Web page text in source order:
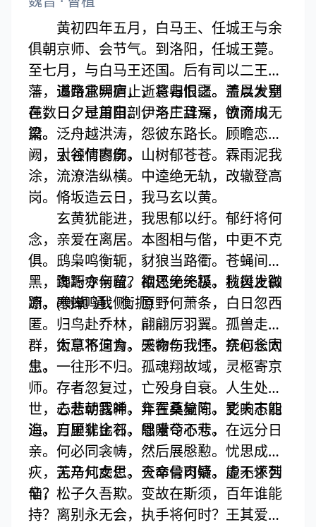
黄初四年五月，白马王、任城王与余
俱朝京师、会节气。到洛阳，任城王薨。
至七月，与白马王还国。后有司以二王归
藩，道路宜异宿止，意毒恨之。盖以大别
在数日，是用自剖，与王辞焉，愤而成
篇。
谒帝承明庐，逝将归旧疆。清晨发皇
邑，日夕过首阳。伊洛广且深，欲济川无
梁。泛舟越洪涛，怨彼东路长。顾瞻恋城
阙，引领情内伤。
太谷何寥廓，山树郁苍苍。霖雨泥我
涂，流潦浩纵横。中逵绝无轨，改辙登高
岗。脩坂造云日，我马玄以黄。
玄黄犹能进，我思郁以纡。郁纡将何
念，亲爱在离居。本图相与偕，中更不克
俱。鸱枭鸣衡轭，豺狼当路衢。苍蝇间白
黑，谗巧令亲疏。欲还绝无蹊，揽辔止踟
蹰。(衡轭 通：衡扼)
踟蹰亦何留？相思无终极。秋风发微
凉，寒蝉鸣我侧。原野何萧条，白日忽西
匿。归鸟赴乔林，翩翩厉羽翼。孤兽走索
群，衔草不遑食。感物伤我怀，抚心长太
息。
太息将何为，天命与我违。奈何念同
生，一往形不归。孤魂翔故域，灵柩寄京
师。存者忽复过，亡殁身自衰。人生处一
世，去若朝露晞。年在桑榆间，影响不能
追。自顾非金石，咄唶令心悲。
心悲动我神，弃置莫复陈。丈夫志四
海，万里犹比邻。恩爱苟不亏，在远分日
亲。何必同衾帱，然后展慇懃。忧思成疾
疢，无乃儿女仁。仓卒骨肉情，能不怀苦
辛？
苦辛何虑思，天命信可疑。虚无求列
仙，松子久吾欺。变故在斯须，百年谁能
持？离别永无会，执手将何时？王其爱玉